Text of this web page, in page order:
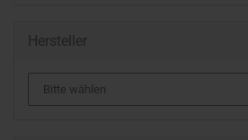
Hersteller